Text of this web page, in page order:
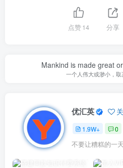
点赞14 分享
Mankind is made great
一个人伟大或渺小，
优汇英
1.9W+ 0
不要让糟糕的一